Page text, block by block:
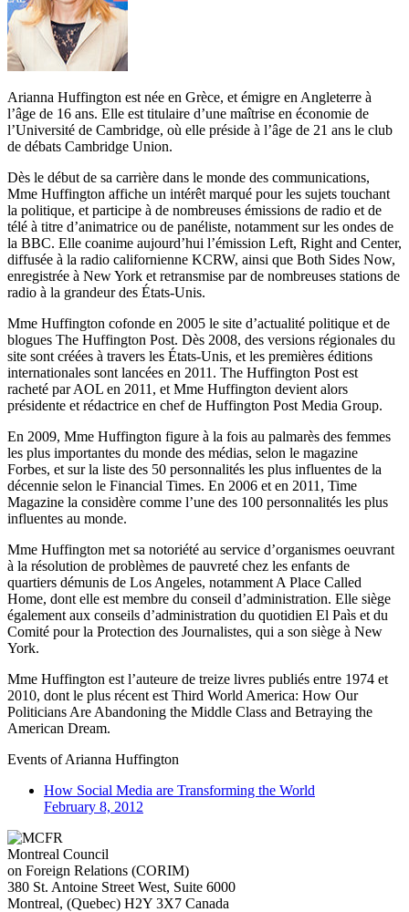
Arianna Huffington est née en Grèce, et émigre en Angleterre à
l’âge de 16 ans. Elle est titulaire d’une maîtrise en économie de
l’Université de Cambridge, où elle préside à l’âge de 21 ans le club
de débats Cambridge Union.
Dès le début de sa carrière dans le monde des communications,
Mme Huffington affiche un intérêt marqué pour les sujets touchant
la politique, et participe à de nombreuses émissions de radio et de
télé à titre d’animatrice ou de panéliste, notamment sur les ondes de
la BBC. Elle coanime aujourd’hui l’émission Left, Right and Center,
diffusée à la radio californienne KCRW, ainsi que Both Sides Now,
enregistrée à New York et retransmise par de nombreuses stations de
radio à la grandeur des États-Unis.
Mme Huffington cofonde en 2005 le site d’actualité politique et de
blogues The Huffington Post. Dès 2008, des versions régionales du
site sont créées à travers les États-Unis, et les premières éditions
internationales sont lancées en 2011. The Huffington Post est
racheté par AOL en 2011, et Mme Huffington devient alors
présidente et rédactrice en chef de Huffington Post Media Group.
En 2009, Mme Huffington figure à la fois au palmarès des femmes
les plus importantes du monde des médias, selon le magazine
Forbes, et sur la liste des 50 personnalités les plus influentes de la
décennie selon le Financial Times. En 2006 et en 2011, Time
Magazine la considère comme l’une des 100 personnalités les plus
influentes au monde.
Mme Huffington met sa notoriété au service d’organismes oeuvrant
à la résolution de problèmes de pauvreté chez les enfants de
quartiers démunis de Los Angeles, notamment A Place Called
Home, dont elle est membre du conseil d’administration. Elle siège
également aux conseils d’administration du quotidien El Paìs et du
Comité pour la Protection des Journalistes, qui a son siège à New
York.
Mme Huffington est l’auteure de treize livres publiés entre 1974 et
2010, dont le plus récent est Third World America: How Our
Politicians Are Abandoning the Middle Class and Betraying the
American Dream.
Events ofArianna Huffington
How Social Media are Transforming the World
February 8, 2012
Montreal Council
on Foreign Relations (CORIM)
380 St. Antoine Street West, Suite 6000
Montreal, (Quebec) H2Y 3X7 Canada